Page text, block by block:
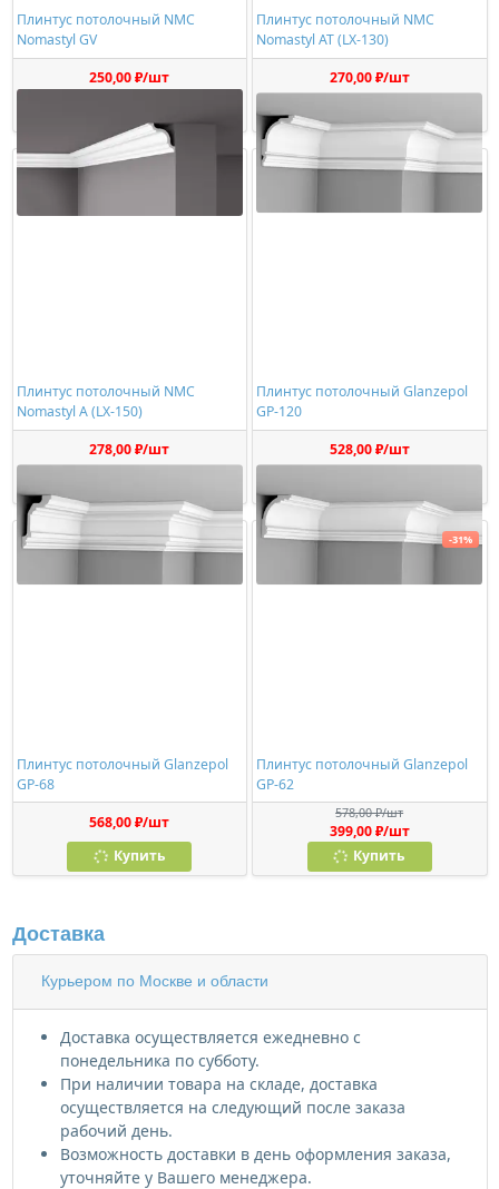
Плинтус потолочный NMC
Nomastyl GV
250,00 ₽/шт
Плинтус потолочный NMC
Nomastyl AT (LX-130)
270,00 ₽/шт
Плинтус потолочный NMC
Nomastyl A (LX-150)
278,00 ₽/шт
Плинтус потолочный Glanzepol
GP-120
528,00 ₽/шт
Плинтус потолочный Glanzepol
GP-68
568,00 ₽/шт
Купить
Плинтус потолочный Glanzepol
GP-62
578,00 ₽/шт
399,00 ₽/шт
Купить
-31%
Доставка
Курьером по Москве и области
Доставка осуществляется ежедневно с
понедельника по субботу.
При наличии товара на складе, доставка
осуществляется на следующий после заказа
рабочий день.
Возможность доставки в день оформления заказа,
уточняйте у Вашего менеджера.